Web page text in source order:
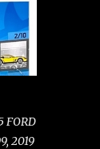
FORD
2019